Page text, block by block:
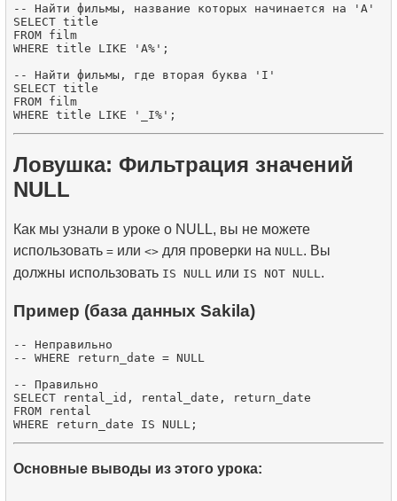
-- Найти фильмы, название которых начинается на 'A'
SELECT title
FROM film
WHERE title LIKE 'A%';
-- Найти фильмы, где вторая буква 'I'
SELECT title
FROM film
Ловушка: Фильтрация значений
NULL
Как мы узнали в уроке о NULL, вы не можете
использовать = или <> для проверки на NULL. Вы
должны использовать IS NULL или IS NOT NULL.
Пример (база данных Sakila)
-- Неправильно
-- WHERE return_date = NULL
-- Правильно
SELECT rental_id, rental_date, return_date
FROM rental
Основные выводы из этого урока: